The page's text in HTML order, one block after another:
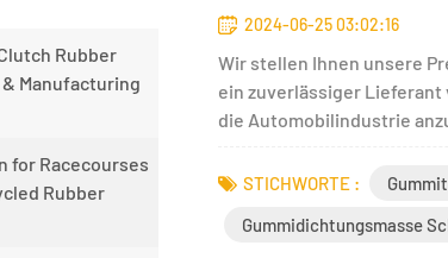
Rubber
Manufacturing
for Racecourses
Rubber
2024-06-25 03:02:16
Wir stellen Ihnen unsere
ein zuverlässiger
die Automobilindustrie
STICHWORTE :
Gummidichtungsmasse